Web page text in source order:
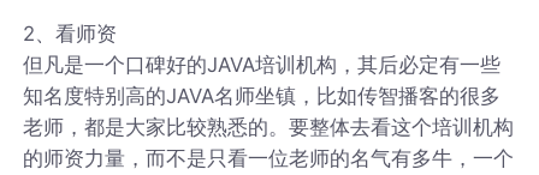
2、看师资
但凡是一个口碑好的JAVA培训机构，其后必定有一些
知名度特别高的JAVA名师坐镇，比如传智播客的很多
老师，都是大家比较熟悉的。要整体去看这个培训机构
的师资力量，而不是只看一位老师的名气有多牛，一个